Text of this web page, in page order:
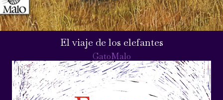
El viaje de los elefantes
GatoMalo